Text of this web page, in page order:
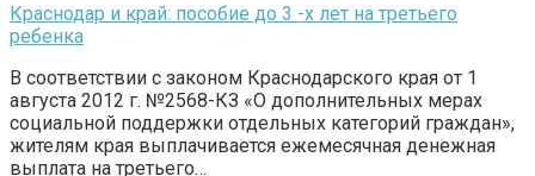
Краснодар и край: пособие до 3 -х лет на третьего
ребенка
В соответствии с законом Краснодарского края от 1
августа 2012 г. №2568-КЗ «О дополнительных мерах
социальной поддержки отдельных категорий граждан»,
жителям края выплачивается ежемесячная денежная
выплата на третьего…